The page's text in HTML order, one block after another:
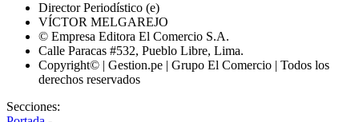
Director Periodístico (e)
VÍCTOR MELGAREJO
© Empresa Editora El Comercio S.A.
Calle Paracas #532, Pueblo Libre, Lima.
Copyright© | Gestion.pe | Grupo El Comercio | Todos los
derechos reservados
Secciones: